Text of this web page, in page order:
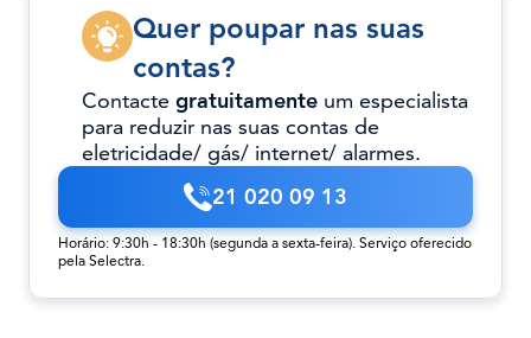
Quer poupar nas suas
contas?
Contacte gratuitamente um especialista
para reduzir nas suas contas de
eletricidade/ gás/ internet/ alarmes.
21 020 09 13
Horário: 9:30h - 18:30h (segunda a sexta-feira). Serviço oferecido
pela Selectra.